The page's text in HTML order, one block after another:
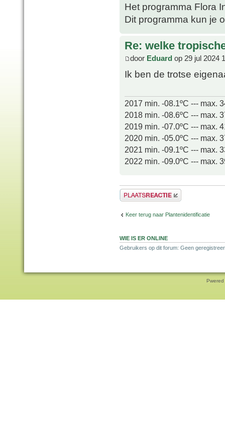
Het programma Flora
Dit programma kun je
Re: welke
door Eduard op 29 jul 2024
Ik ben de trotse
2017 min. -08.1ºC --- max.
2018 min. -08.6ºC --- max.
2019 min. -07.0ºC --- max.
2020 min. -05.0ºC --- max.
2021 min. -09.1ºC --- max.
2022 min. -09.0ºC --- max.
Plaats een reactie
Keer terug naar Plantenidentificatie
WIE IS ER ONLINE
Gebruikers op dit forum: Geen